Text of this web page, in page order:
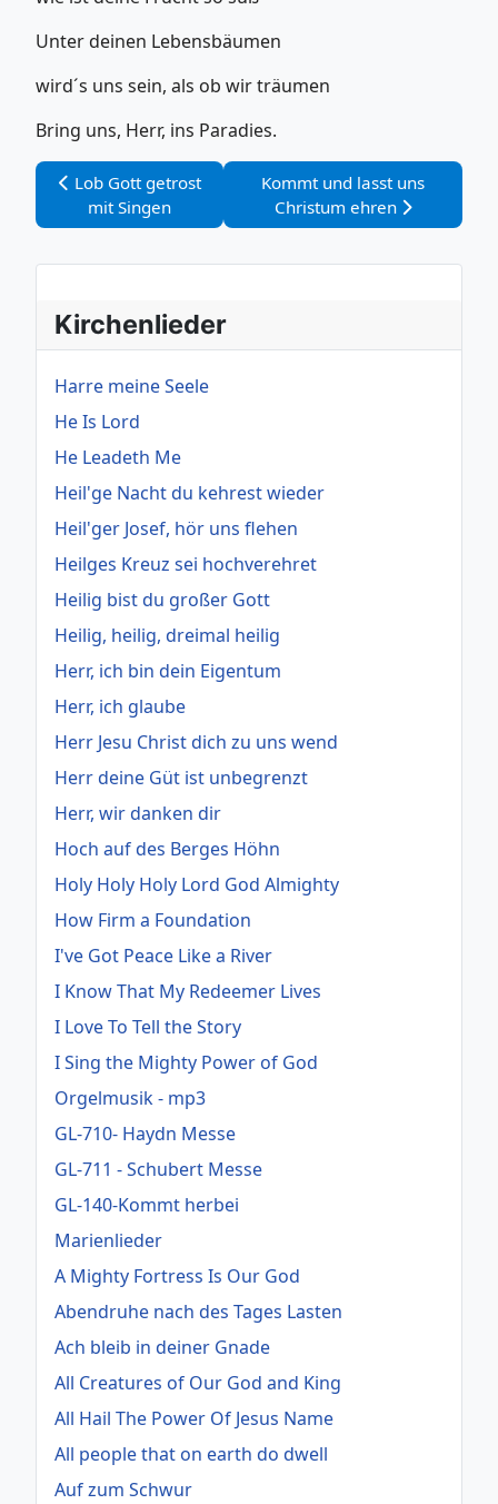
Unter deinen Lebensbäumen
wird´s uns sein, als ob wir träumen
Bring uns, Herr, ins Paradies.
Vorheriger Beitrag: Lob Gott getrost mit Singen
Lob Gott getrost
mit Singen
Nächster Beitrag: Kommt
Kommt und lasst uns
Christum ehren
Kirchenlieder
Harre meine Seele
He Is Lord
He Leadeth Me
Heil'ge Nacht du kehrest wieder
Heil'ger Josef, hör uns flehen
Heilges Kreuz sei hochverehret
Heilig bist du großer Gott
Heilig, heilig, dreimal heilig
Herr, ich bin dein Eigentum
Herr, ich glaube
Herr Jesu Christ dich zu uns wend
Herr deine Güt ist unbegrenzt
Herr, wir danken dir
Hoch auf des Berges Höhn
Holy Holy Holy Lord God Almighty
How Firm a Foundation
I've Got Peace Like a River
I Know That My Redeemer Lives
I Love To Tell the Story
I Sing the Mighty Power of God
Orgelmusik - mp3
GL-710- Haydn Messe
GL-711 - Schubert Messe
GL-140-Kommt herbei
Marienlieder
A Mighty Fortress Is Our God
Abendruhe nach des Tages Lasten
Ach bleib in deiner Gnade
All Creatures of Our God and King
All Hail The Power Of Jesus Name
All people that on earth do dwell
Auf zum Schwur